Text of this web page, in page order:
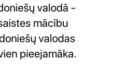
valodā -
mācību
valodas
pieejamāka.